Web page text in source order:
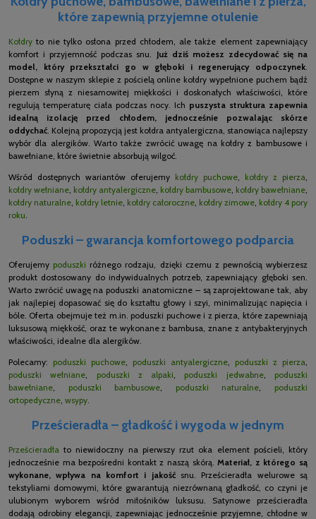
które zapewnią przyjemne otulenie
Kołdry to nie tylko osłona przed chłodem, ale także element zapewniający
komfort i przyjemność podczas snu. Już dziś możesz zdecydować się na
model, który przekształci go w głęboki i regenerujący odpoczynek.
Dostępne w naszym sklepie z pościelą online kołdry wypełnione puchem bądź
pierzem słyną z niesamowitej miękkości i doskonałych właściwości, które
regulują temperaturę ciała podczas nocy. Ich puszysta struktura zapewnia
idealną izolację przed chłodem, jednocześnie pozwalając skórze
oddychać. Kolejną propozycją jest kołdra antyalergiczna, stanowiąca najlepszy
wybór dla alergików. Warto także zwrócić uwagę na kołdry z bambusowe i
bawełniane, które świetnie absorbują wilgoć.
Wśród dostępnych wariantów oferujemy kołdry puchowe, kołdry z pierza,
kołdry wełniane, kołdry antyalergiczne, kołdry bambusowe, kołdry bawełniane,
kołdry naturalne, kołdry letnie, kołdry całoroczne, kołdry zimowe, kołdry 4 pory
roku.
Poduszki – gwarancja komfortowego podparcia
Oferujemy poduszki różnego rodzaju, dzięki czemu z pewnością wybierzesz
produkt dostosowany do indywidualnych potrzeb, zapewniający głęboki sen.
Warto zwrócić uwagę na poduszki anatomiczne – są zaprojektowane tak, aby
jak najlepiej dopasować się do kształtu głowy i szyi, minimalizując napięcia i
bóle. Oferta obejmuje też m.in. poduszki puchowe i z pierza, które zapewniają
luksusową miękkość, oraz te wykonane z bambusa, znane z antybakteryjnych
właściwości, idealne dla alergików.
Polecamy: poduszki puchowe poduszki antyalergiczne poduszki z pierza
poduszki wełniane
poduszki z alpaki poduszki jedwabne, poduszki
bawełniane
poduszki bambusowe poduszki naturalne
poduszki
ortopedyczne wsypy
Prześcieradła – gładkość i wygoda w jednym
Prześcieradła to niewidoczny na pierwszy rzut oka element pościeli, który
jednocześnie ma bezpośredni kontakt z naszą skórą.Materiał, z którego są
wykonane, wpływa na komfort i jakośćsnu. Prześcieradła welurowe są
tekstyliami domowymi, które gwarantują niezrównaną gładkość, co czyni je
ulubionym wyborem wśród miłośników luksusu. Satynowe prześcieradła
dodają odrobiny elegancji, zapewniając jednocześnie przyjemne, chłodne w